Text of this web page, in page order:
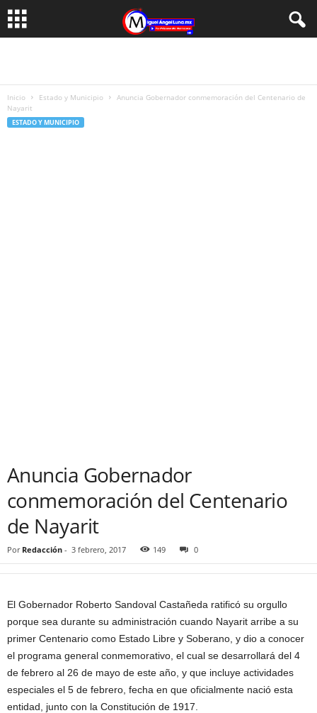
Inicio Estado y Municipio
Anuncia Gobernador conmemoración del Centenario de
Nayarit
ESTADO Y MUNICIPIO
Anuncia Gobernador
conmemoración del Centenario
de Nayarit
Por Redacción - 3 febrero, 2017 149 0
El Gobernador Roberto Sandoval Castañeda ratificó su orgullo
porque sea durante su administración cuando Nayarit arribe a su
primer Centenario como Estado Libre y Soberano, y dio a conocer
el programa general conmemorativo, el cual se desarrollará del 4
de febrero al 26 de mayo de este año, y que incluye actividades
especiales el 5 de febrero, fecha en que oficialmente nació esta
entidad, junto con la Constitución de 1917.